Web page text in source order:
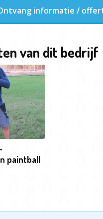
informatie /
van dit bedrijf
paintball